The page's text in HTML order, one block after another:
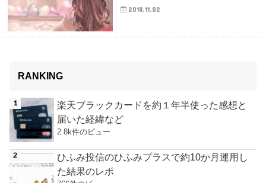
2018.11.02
RANKING
楽天ブラックカードを約１年半使った感想と
届いた経緯など
2.8k件のビュー
ひふみ投信のひふみプラスで約10か月運用し
た結果のレポ